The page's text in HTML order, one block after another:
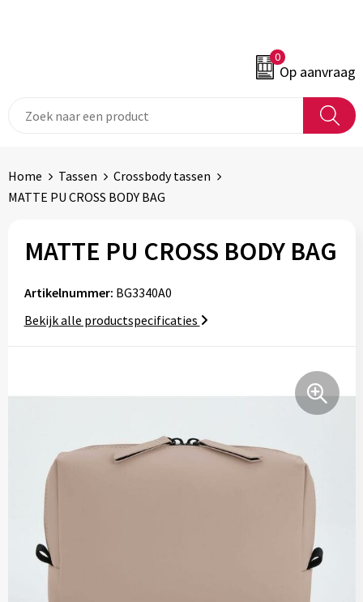
0
Op aanvraag
Home Tassen
Crossbody tassen
MATTE PU CROSS BODY BAG
MATTE PU CROSS BODY BAG
Artikelnummer: BG3340A0
Bekijk alle productspecificaties